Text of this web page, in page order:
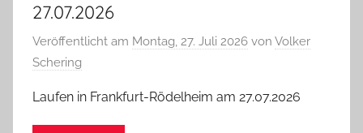
27.07.2026
Veröffentlicht am Montag, 27. Juli 2026 von Volker
Schering
Laufen in Frankfurt-Rödelheim am 27.07.2026